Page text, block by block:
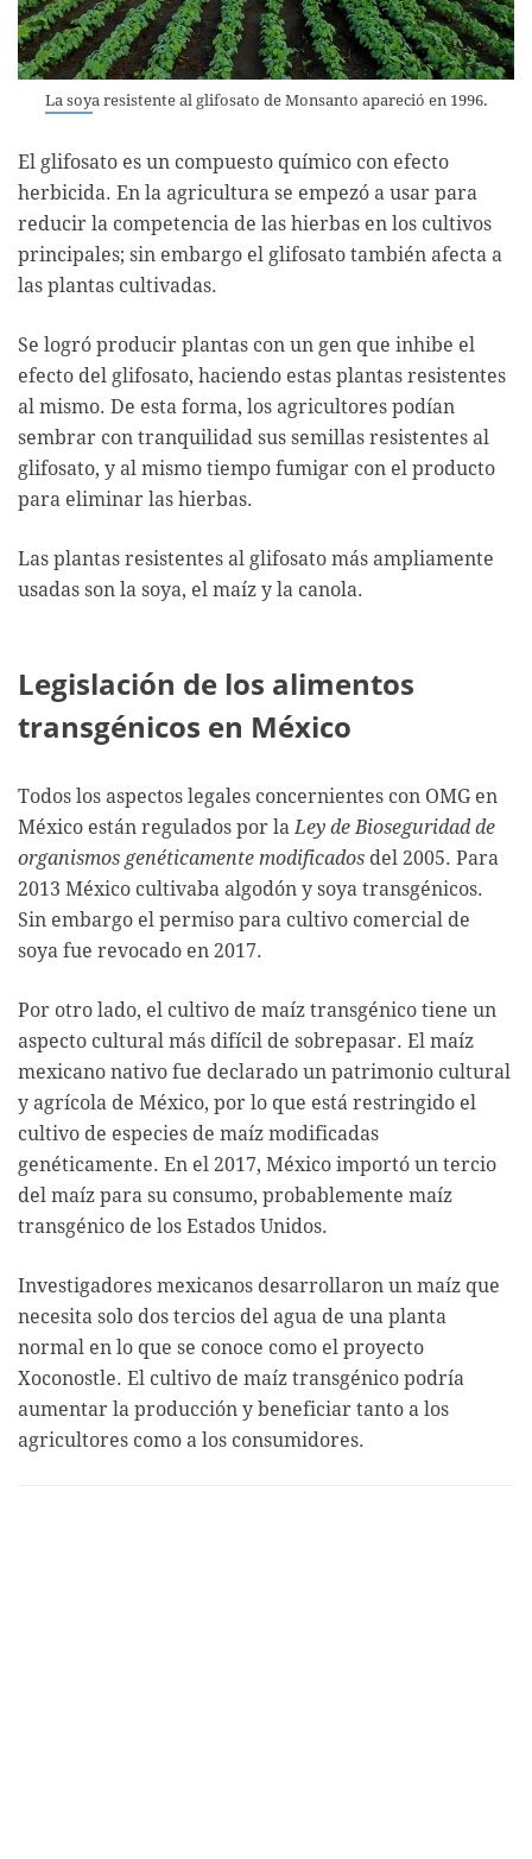
La soya resistente al glifosato de Monsanto apareció en 1996.
El glifosato es un compuesto químico con efecto
herbicida. En la agricultura se empezó a usar para
reducir la competencia de las hierbas en los cultivos
principales; sin embargo el glifosato también afecta a
las plantas cultivadas.
Se logró producir plantas con un gen que inhibe el
efecto del glifosato, haciendo estas plantas resistentes
al mismo. De esta forma, los agricultores podían
sembrar con tranquilidad sus semillas resistentes al
glifosato, y al mismo tiempo fumigar con el producto
para eliminar las hierbas.
Las plantas resistentes al glifosato más ampliamente
usadas son la soya, el maíz y la canola.
Legislación de los alimentos
transgénicos en México
Todos los aspectos legales concernientes con OMG en
México están regulados por laLey de Bioseguridad de
organismos genéticamente modificados del 2005. Para
2013 México cultivaba algodón y soya transgénicos.
Sin embargo el permiso para cultivo comercial de
soya fue revocado en 2017.
Por otro lado, el cultivo de maíz transgénico tiene un
aspecto cultural más difícil de sobrepasar. El maíz
mexicano nativo fue declarado un patrimonio cultural
y agrícola de México, por lo que está restringido el
cultivo de especies de maíz modificadas
genéticamente. En el 2017, México importó un tercio
del maíz para su consumo, probablemente maíz
transgénico de los Estados Unidos.
Investigadores mexicanos desarrollaron un maíz que
necesita solo dos tercios del agua de una planta
normal en lo que se conoce como el proyecto
Xoconostle. El cultivo de maíz transgénico podría
aumentar la producción y beneficiar tanto a los
agricultores como a los consumidores.